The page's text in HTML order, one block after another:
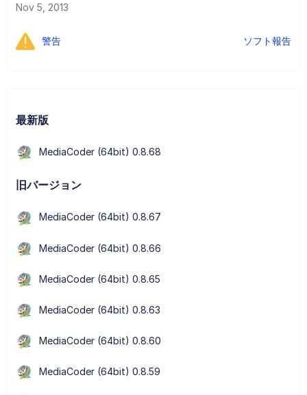
Nov 5, 2013
警告 ソフト報告
最新版
MediaCoder (64bit) 0.8.68
旧バージョン
MediaCoder (64bit) 0.8.67
MediaCoder (64bit) 0.8.66
MediaCoder (64bit) 0.8.65
MediaCoder (64bit) 0.8.63
MediaCoder (64bit) 0.8.60
MediaCoder (64bit) 0.8.59